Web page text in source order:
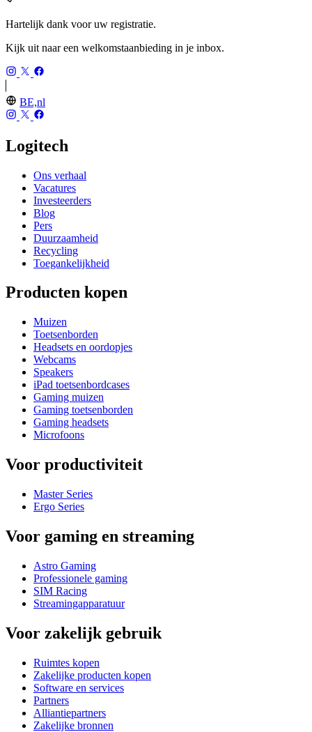
Hartelijk dank voor uw registratie.
Kijk uit naar een welkomstaanbieding in je inbox.
BE,nl
Logitech
Ons verhaal
Vacatures
Investeerders
Blog
Pers
Duurzaamheid
Recycling
Toegankelijkheid
Producten kopen
Muizen
Toetsenborden
Headsets en oordopjes
Webcams
Speakers
iPad toetsenbordcases
Gaming muizen
Gaming toetsenborden
Gaming headsets
Microfoons
Voor productiviteit
Master Series
Ergo Series
Voor gaming en streaming
Astro Gaming
Professionele gaming
SIM Racing
Streamingapparatuur
Voor zakelijk gebruik
Ruimtes kopen
Zakelijke producten kopen
Software en services
Partners
Alliantiepartners
Zakelijke bronnen